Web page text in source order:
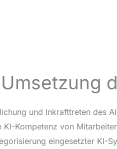
und Inkrafttreten des
Kompetenz von
eingesetzter KI-